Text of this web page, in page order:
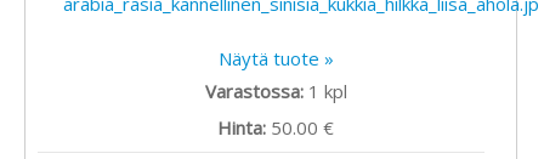
Näytä tuote »
Varastossa: 1 kpl
Hinta: 50.00 €